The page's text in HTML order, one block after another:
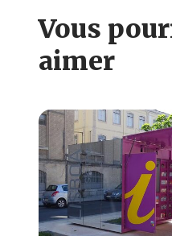
Vous
aimer